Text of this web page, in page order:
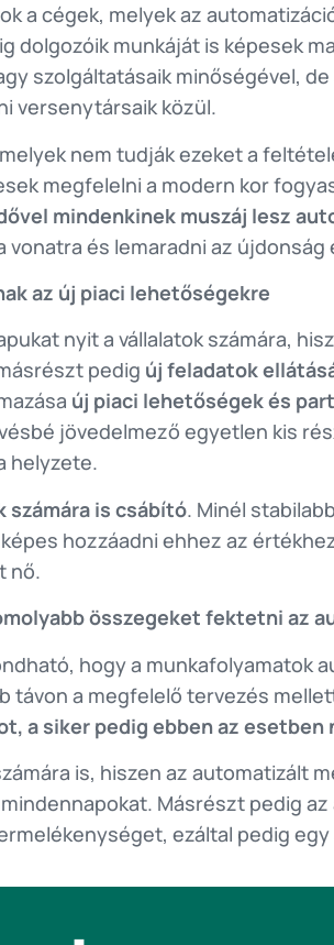
a cégek, melyek az
dolgozóik munkáját is képesek
szolgáltatásaik minőségével,
versenytársaik közül.
nem tudják ezeket a
megfelelni a modern kor
mindenkinek muszáj lesz
vonatra és lemaradni az
az új piaci lehetőségekre
nyit a vállalatok számára,
pedig új feladatok
új piaci lehetőségek és
jövedelmező egyetlen kis
helyzete.
is csábító. Minél
hozzáadni ehhez az
nő.
összegeket fektetni az
hogy a munkafolyamatok
távon a megfelelő tervezés
a siker pedig ebben az
is, hiszen az automatizált
Másrészt pedig
ezáltal pedig